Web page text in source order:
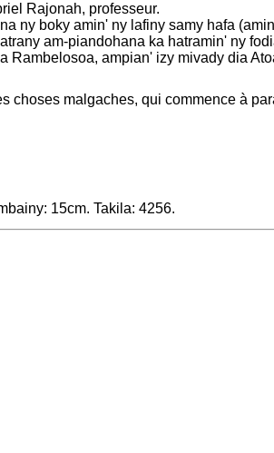
Rajonah, professeur.
ny boky amin' ny lafiny samy hafa
am-piandohana ka hatramin' ny
Rambelosoa, ampian' izy mivady dia
choses malgaches, qui commence à
15cm. Takila: 4256.